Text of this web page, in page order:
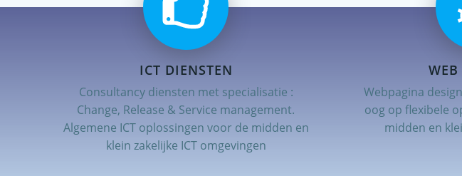
ICT DIENSTEN
Consultancy diensten met specialisatie :
Change, Release & Service management.
Algemene ICT oplossingen voor de midden en
klein zakelijke ICT omgevingen
Webpagina
oog op flexibele
midden en